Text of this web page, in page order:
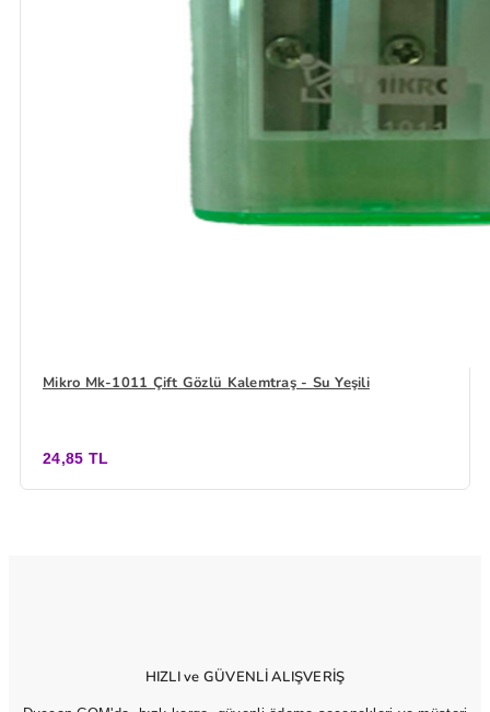
Mikro Mk-1011 Çift Gözlü Kalemtraş - Su Yeşili
24,85 TL
HIZLI ve GÜVENLİ ALIŞVERİŞ